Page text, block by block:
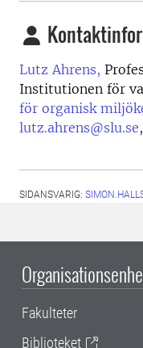
Lutz Ahrens,
Institutionen för
för organisk
lutz.ahrens@slu.se,
SIDANSVARIG:
Fakulteter
Biblioteket